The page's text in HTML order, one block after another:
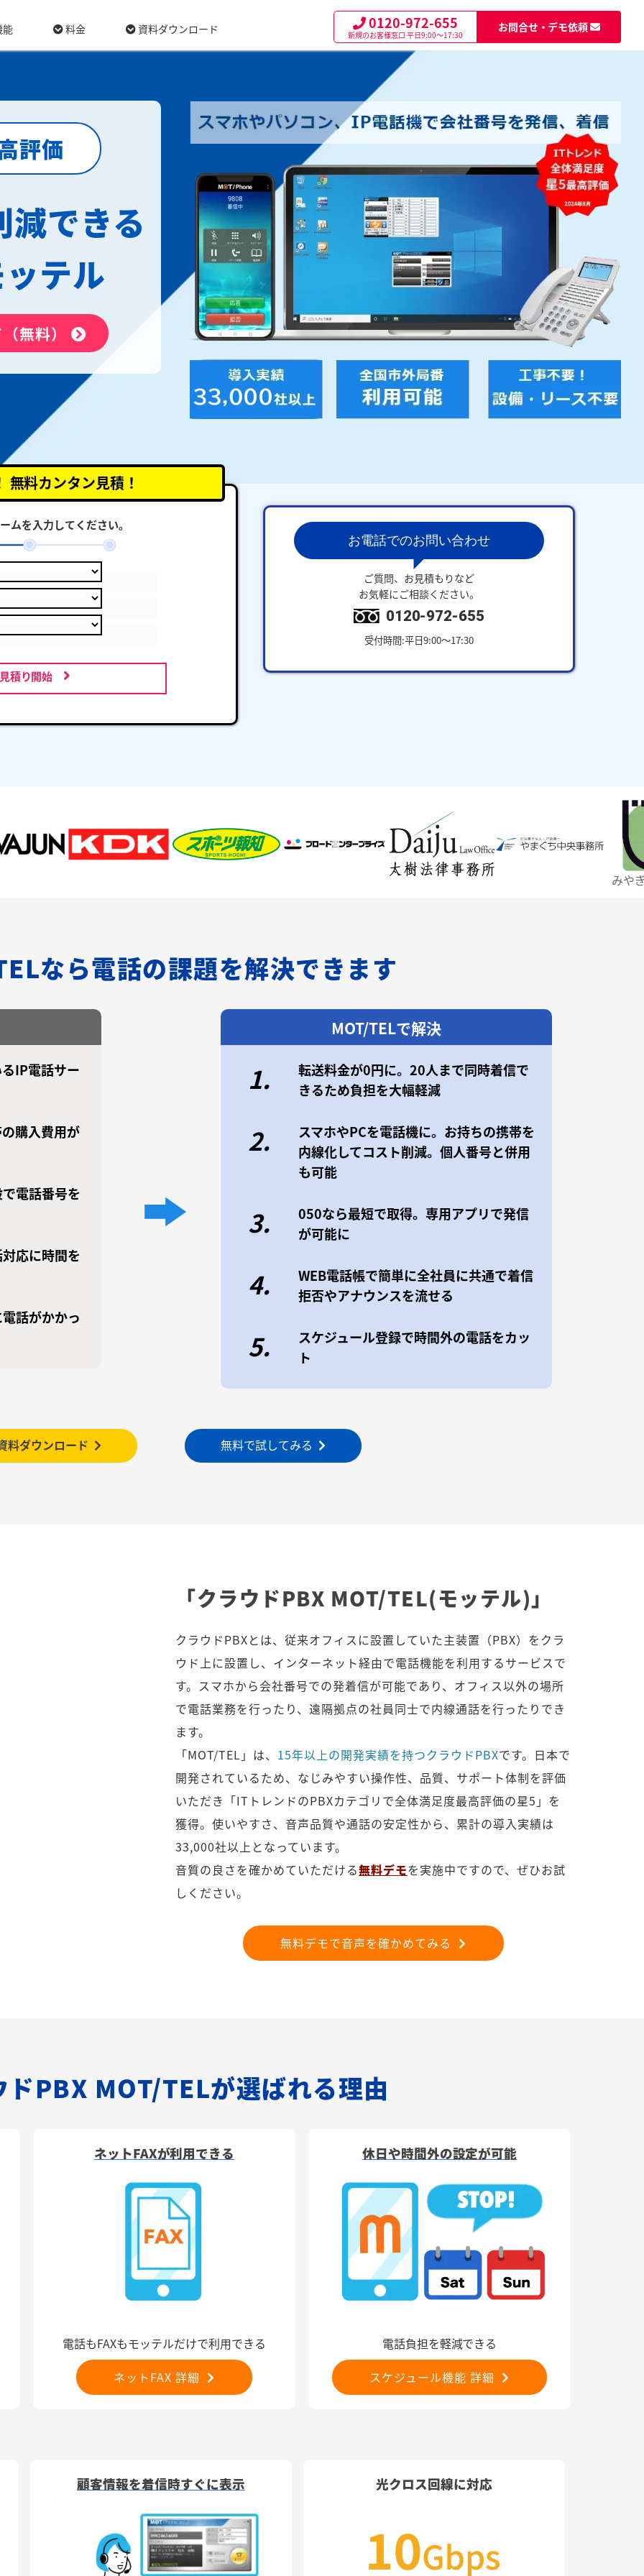
料金 資料ダウンロード 0120-972-655
新規のお客様窓口 平日9:00～17:30
お問合せ・デモ依頼
評価
できる
テル
無料）
無料カンタン見積！
ムを入力してください。
積り開始
お電話でのお問い合わせ
ご質問、お見積もりなど
お気軽にご相談ください。
0120-972-655
受付時間:平日9:00～17:30
みやぎ仙台
なら電話の課題を解決できます
IP電話サー
購入費用が
電話番号を
応に時間を
話がかかっ
MOT/TELで解決
1.
転送料金が0円に。20人まで同時着信で
きるため負担を大幅軽減
2.
スマホやPCを電話機に。お持ちの携帯を
内線化してコスト削減。個人番号と併用
も可能
3.
050なら最短で取得。専用アプリで発信
が可能に
4.
WEB電話帳で簡単に全社員に共通で着信
拒否やアナウンスを流せる
5.
スケジュール登録で時間外の電話をカッ
ト
無料で試してみる
料ダウンロード
「クラウドPBX MOT/TEL(モッテル)」
クラウドPBXとは、従来オフィスに設置していた主装置（PBX）をクラ
ウド上に設置し、インターネット経由で電話機能を利用するサービスで
す。スマホから会社番号での発着信が可能であり、オフィス以外の場所
で電話業務を行ったり、遠隔拠点の社員同士で内線通話を行ったりでき
ます。
「MOT/TEL」は、 15年以上の開発実績を持つクラウドPBXです。日本で
開発されているため、なじみやすい操作性、品質、サポート体制を評価
いただき「ITトレンドのPBXカテゴリで全体満足度最高評価の星5」を
獲得。使いやすさ、音声品質や通話の安定性から、累計の導入実績は
33,000社以上となっています。
音質の良さを確かめていただける無料デモを実施中ですので、ぜひお試
しください。
無料デモで音声を確かめてみる
ドPBX MOT/TELが選ばれる理由
ネットFAXが利用できる
電話もFAXもモッテルだけで利用できる
ネットFAX 詳細
休日や時間外の設定が可能
電話負担を軽減できる
スケジュール機能 詳細
顧客情報を着信時すぐに表示 光クロス回線に対応